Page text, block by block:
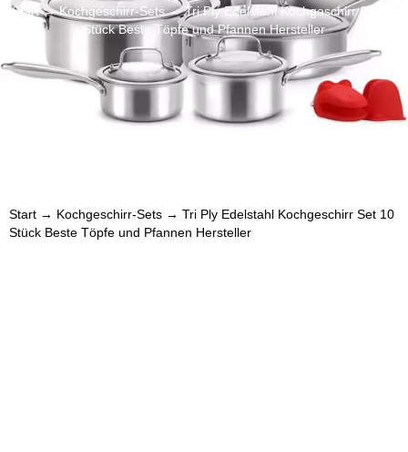
Start→Kochgeschirr-Sets→ Tri Ply Edelstahl Kochgeschirr Set 10
Stück Beste Töpfe und Pfannen Hersteller
Start → Kochgeschirr-Sets → Tri Ply Edelstahl Kochgeschirr Set 10
Stück Beste Töpfe und Pfannen Hersteller